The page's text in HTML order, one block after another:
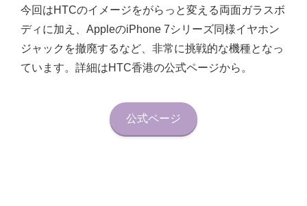
今回はHTCのイメージをがらっと変える両面ガラスボ
ディに加え、AppleのiPhone 7シリーズ同様イヤホン
ジャックを撤廃するなど、非常に挑戦的な機種となっ
ています。詳細はHTC香港の公式ページから。
公式ページ